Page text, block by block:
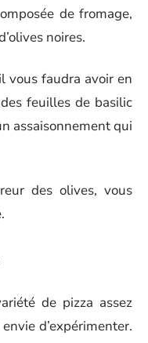
de fromage,
noires.
vous faudra avoir en
feuilles de basilic
assaisonnement qui
des olives, vous
de pizza assez
d’expérimenter.